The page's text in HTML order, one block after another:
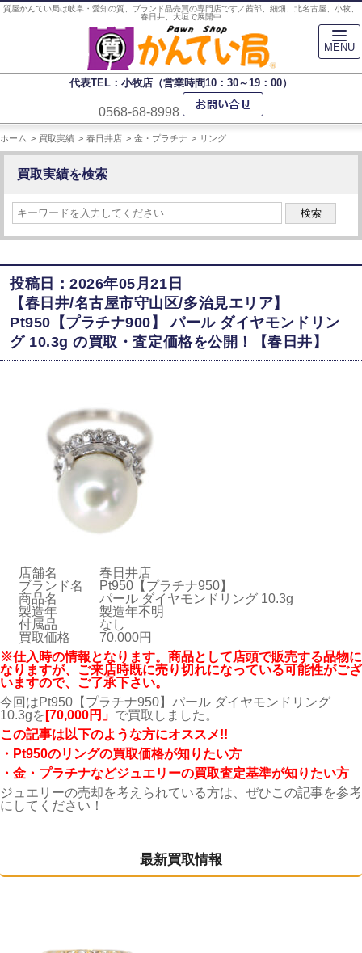
質屋かんてい局は岐阜・愛知の質、ブランド品売買の専門店です／茜部、細畑、北名古屋、小牧、
春日井、大垣で展開中
代表TEL：小牧店（営業時間10：30～19：00）
0568-68-8998
ホーム 買取実績 春日井店 金・プラチナ リング
買取実績を検索
検索
投稿日：2026年05月21日
【春日井/名古屋市守山区/多治見エリア】
Pt950【プラチナ900】 パール ダイヤモンドリン
グ 10.3g の買取・査定価格を公開！【春日井】
店舗名
春日井店
ブランド名
Pt950【プラチナ950】
商品名
パール ダイヤモンドリング 10.3g
製造年
製造年不明
付属品
なし
買取価格
70,000円
※仕入時の情報となります。商品として店頭で販売する品物に
なりますが、ご来店時既に売り切れになっている可能性がござ
いますので、ご了承下さい。
今回はPt950【プラチナ950】パール ダイヤモンドリング
10.3gを [70,000円」 で買取しました。
こ の記事は以下のような方にオススメ!!
・Pt950のリングの買取価格が知りたい方
・金・プラチナなどジュエリーの買取査定基準が知りたい方
ジュエリーの売却を考えられている方は、ぜひこの記事を参考
にしてください！
最新買取情報
MENU